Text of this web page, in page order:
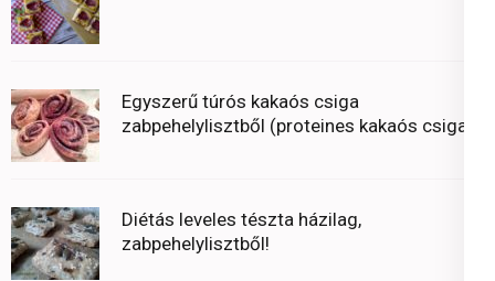
Egyszerű túrós kakaós csiga
zabpehelylisztből (proteines kakaós csiga)
Diétás leveles tészta házilag,
zabpehelylisztből!